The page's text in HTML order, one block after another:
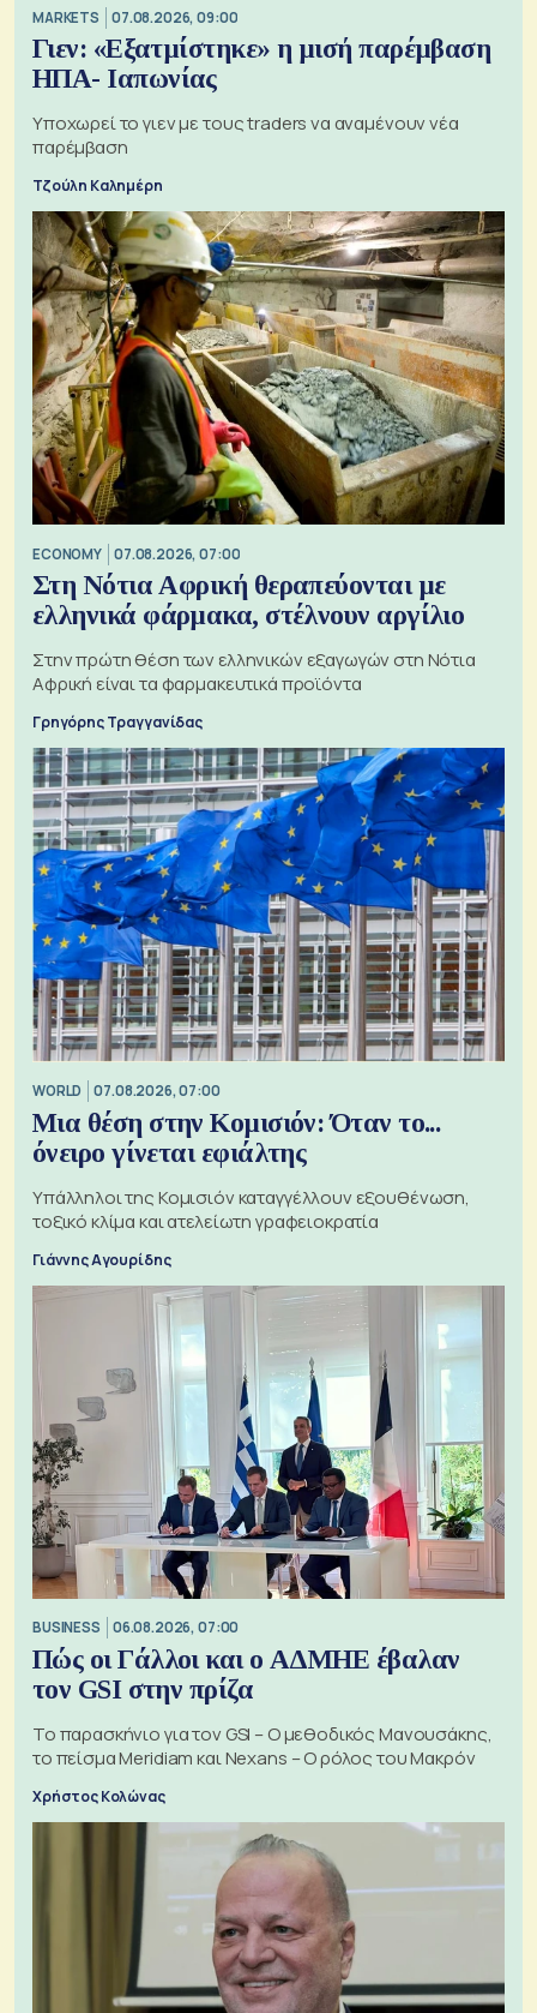
MARKETS 07.08.2026, 09:00
Γιεν: «Εξατμίστηκε» η μισή παρέμβαση
ΗΠΑ- Ιαπωνίας
Υποχωρεί το γιεν με τους traders να αναμένουν νέα
παρέμβαση
Τζούλη Καλημέρη
ECONOMY 07.08.2026, 07:00
Στη Νότια Αφρική θεραπεύονται με
ελληνικά φάρμακα, στέλνουν αργίλιο
Στην πρώτη θέση των ελληνικών εξαγωγών στη Νότια
Αφρική είναι τα φαρμακευτικά προϊόντα
Γρηγόρης Τραγγανίδας
WORLD 07.08.2026, 07:00
Μια θέση στην Κομισιόν: Όταν το...
όνειρο γίνεται εφιάλτης
Υπάλληλοι της Κομισιόν καταγγέλλουν εξουθένωση,
τοξικό κλίμα και ατελείωτη γραφειοκρατία
Γιάννης Αγουρίδης
BUSINESS 06.08.2026, 07:00
Πώς οι Γάλλοι και ο ΑΔΜΗΕ έβαλαν
τον GSI στην πρίζα
Το παρασκήνιο για τον GSI – Ο μεθοδικός Μανουσάκης,
το πείσμα Meridiam και Nexans – Ο ρόλος του Μακρόν
Χρήστος Κολώνας